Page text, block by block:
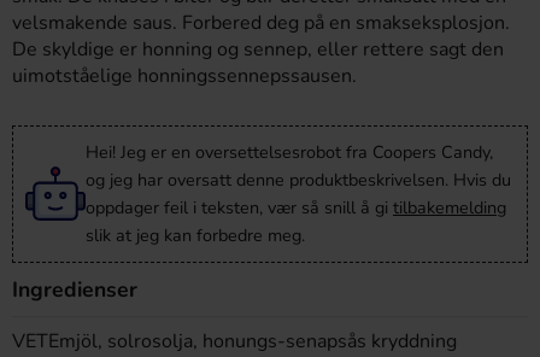
velsmakende saus. Forbered deg på en smakseksplosjon.
De skyldige er honning og sennep, eller rettere sagt den
uimotståelige honningssennepssausen.
Hei! Jeg er en oversettelsesrobot fra Coopers Candy,
og jeg har oversatt denne produktbeskrivelsen. Hvis du
oppdager feil i teksten, vær så snill å gi tilbakemelding
slik at jeg kan forbedre meg.
Ingredienser
VETEmjöl, solrosolja, honungs-senapsås kryddning